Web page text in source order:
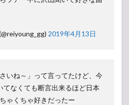
2019年4月13日
いね～」って言ってたけど、今
てなくても断言出来るほど日本
ゃくちゃ好きだったー